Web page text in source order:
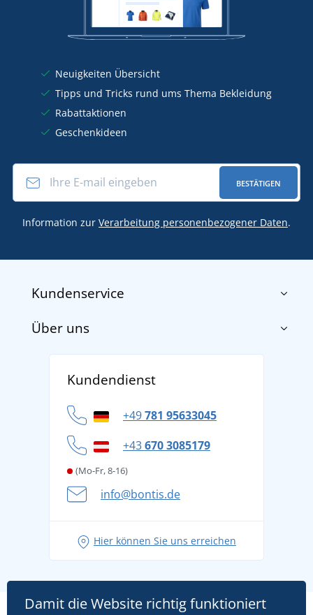
Neuigkeiten Übersicht
Tipps und Tricks rund ums Thema Bekleidung
Rabattaktionen
Geschenkideen
BESTÄTIGEN
Information zur Verarbeitung personenbezogener Daten.
Kundenservice
Impressum
Versand und Zahlung
Datenschutz
Cookie-Richtlinie
Über uns
Für Unternehmen und Organisationen
Kundendienst
+49781 95633045
+43670 3085179
(Mo-Fr, 8-16)
info@bontis.de
Hier können Sie uns erreichen
Damit die Website richtig funktioniert